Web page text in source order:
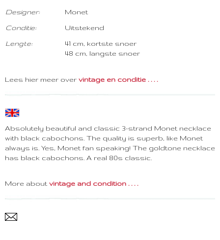
Designer:
Conditie:
Lengte:
Monet
Uitstekend
41 cm, kortste snoer
48 cm, langste snoer
Lees hier meer over vintage en conditie . . . .
Absolutely beautiful and classic 3-strand Monet necklace
with black cabochons. The quality is superb, like Monet
always is. Yes, Monet fan speaking! The goldtone necklace
has black cabochons. A real 80s classic.
More about vintage and condition . . . .